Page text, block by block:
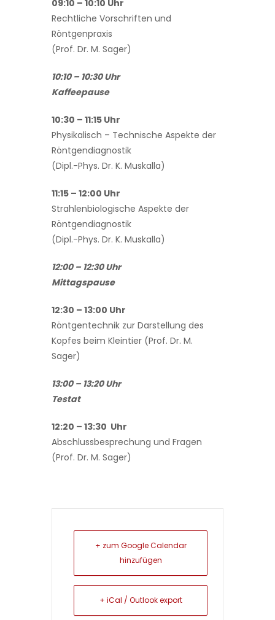
09:10 – 10:10 Uhr
Rechtliche Vorschriften und
Röntgenpraxis
(Prof. Dr. M. Sager)
10:10 – 10:30 Uhr
Kaffeepause
10:30 – 11:15 Uhr
Physikalisch – Technische Aspekte der
Röntgendiagnostik
(Dipl.-Phys. Dr. K. Muskalla)
11:15 – 12:00 Uhr
Strahlenbiologische Aspekte der
Röntgendiagnostik
(Dipl.-Phys. Dr. K. Muskalla)
12:00 – 12:30 Uhr
Mittagspause
12:30 – 13:00 Uhr
Röntgentechnik zur Darstellung des
Kopfes beim Kleintier (Prof. Dr. M.
Sager)
13:00 – 13:20 Uhr
Testat
12:20 – 13:30 Uhr
Abschlussbesprechung und Fragen
(Prof. Dr. M. Sager)
+ zum Google Calendar
hinzufügen
+ iCal / Outlook export